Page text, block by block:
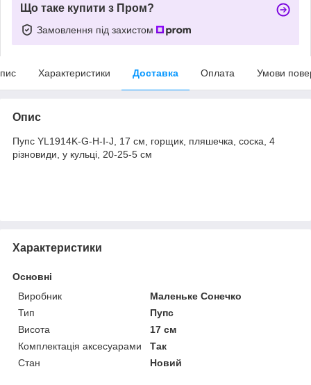
Що таке купити з Пром?
Замовлення під захистом
Характеристики Доставка Оплата Умови
Опис
Пупс YL1914K-G-H-I-J, 17 см, горщик, пляшечка, соска, 4
різновиди, у кульці, 20-25-5 см
Характеристики
Основні
Виробник
Маленьке Сонечко
Тип
Пупс
Висота
17 см
Комплектація аксесуарами
Так
Стан
Новий